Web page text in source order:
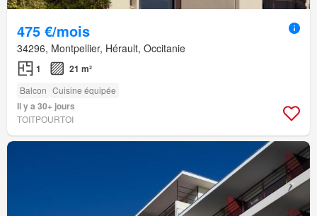
475 €/mois
34296, Montpellier, Hérault, Occitanie
1 21 m²
Balcon Cuisine équipée
Il y a 30+ jours
TOITPOURTOI